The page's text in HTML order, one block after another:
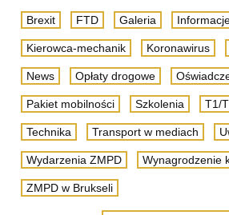
Brexit FTD Galeria
Kierowca-mechanik Koronawirus
News Opłaty drogowe
Pakiet mobilności Szkolenia T1/
Technika Transport w mediach
Wydarzenia ZMPD Wynagrodzenie
ZMPD w Brukseli